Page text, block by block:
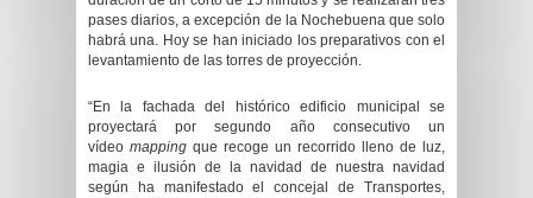
pases diarios, a excepción de la Nochebuena que solo
habrá una. Hoy se han iniciado los preparativos con el
levantamiento de las torres de proyección.
“En la fachada del histórico edificio municipal se
proyectará por segundo año consecutivo un
vídeo mapping que recoge un recorrido lleno de luz,
magia e ilusión de la navidad de nuestra navidad
según ha manifestado el concejal de Transportes,